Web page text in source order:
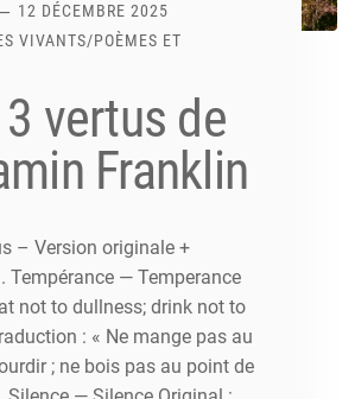
12 DÉCEMBRE 2025
VIVANTS/POÈMES ET
vertus de
Franklin
– Version originale +
Tempérance — Temperance
not to dullness; drink not to
: « Ne mange pas au
; ne bois pas au point de